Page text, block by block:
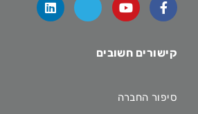
קישורים חשובים
סיפור החברה